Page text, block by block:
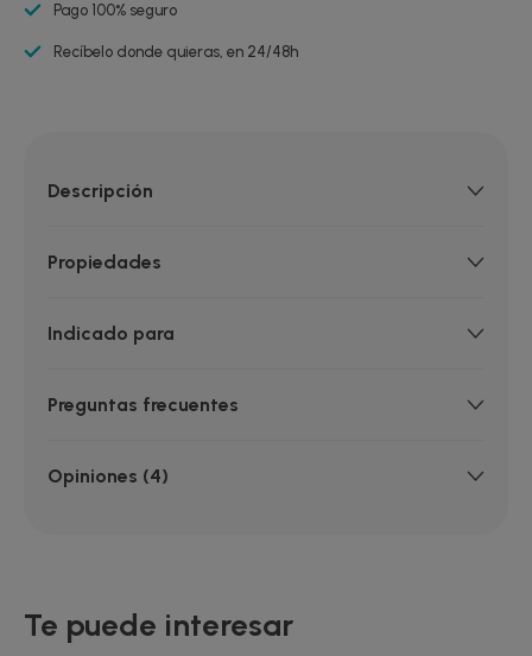
Pago 100% seguro
Recíbelo donde quieras, en 24/48h
Descripción
Propiedades
Indicado para
Preguntas frecuentes
Opiniones (4)
Te puede interesar